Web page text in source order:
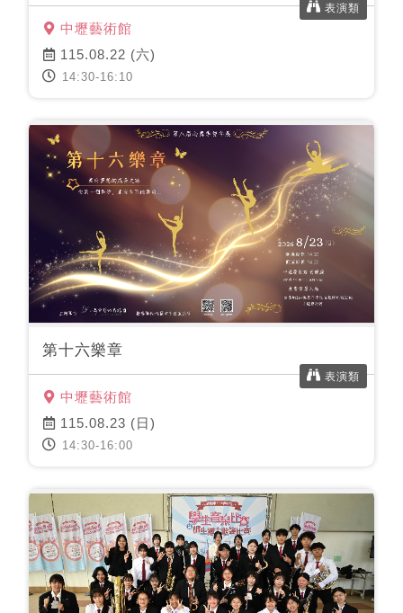
中壢藝術館
表演類
115.08.22 (六)
14:30-16:10
第十六樂章
中壢藝術館
表演類
115.08.23 (日)
14:30-16:00